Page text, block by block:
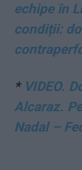
echipe în
condiții:
* VIDEO.
Alcaraz.
Nadal –